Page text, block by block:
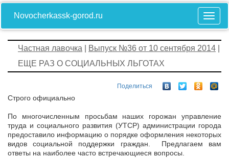
Novocherkassk-gorod.ru
Частная лавочка Выпуск №36 от 10 сентября 2014
ЕЩЕ РАЗ О СОЦИАЛЬНЫХ ЛЬГОТАХ
Поделиться
Строго официально
По многочисленным просьбам наших горожан управление
труда и социального развития (УТСР) администрации города
предоставило информацию о порядке оформления некоторых
видов социальной поддержки граждан. Предлагаем вам
ответы на наиболее часто встречающиеся вопросы.